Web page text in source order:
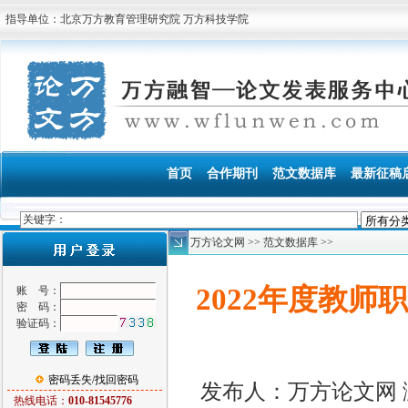
指导单位：北京万方教育管理研究院 万方科技学院
首页 合作期刊 范文数据库 最新征稿
账 号：
密 码：
验证码：
密码丢失/找回密码
热线电话： 010-81545776
万方论文网 >> 范文数据库 >>
2022年度教师
发布人：万方论文网